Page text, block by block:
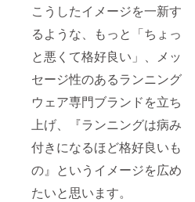
こうしたイメージを一新す
るような、もっと「ちょっ
と悪くて格好良い」、メッ
セージ性のあるランニング
ウェア専門ブランドを立ち
上げ、『ランニングは病み
付きになるほど格好良いも
の』というイメージを広め
たいと思います。